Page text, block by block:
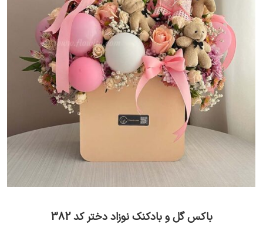
باکس گل و بادکنک نوزاد دختر کد 382